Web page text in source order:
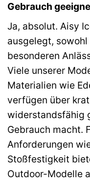
Gebrauch
Ja, absolut. Aisy
ausgelegt,
besonderen
Viele unserer
Materialien wie
verfügen über
widerstandsfähig
Gebrauch macht.
Anforderungen
Stoßfestigkeit
Outdoor-Modelle